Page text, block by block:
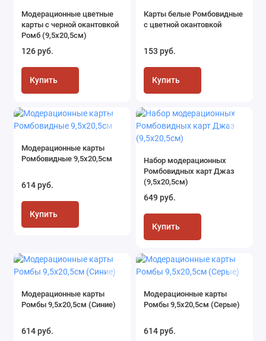
Модерационные цветные
карты с черной окантовкой
Ромб (9,5х20,5см)
126 руб.
Купить
Карты белые Ромбовидные
с цветной окантовкой
153 руб.
Купить
Модерационные карты
Ромбовидные 9,5х20,5см
614 руб.
Купить
Набор модерационных
Ромбовидных карт Джаз
(9,5х20,5см)
649 руб.
Купить
Модерационные карты
Ромбы 9,5х20,5см (Синие)
614 руб.
Модерационные карты
Ромбы 9,5х20,5см (Серые)
614 руб.